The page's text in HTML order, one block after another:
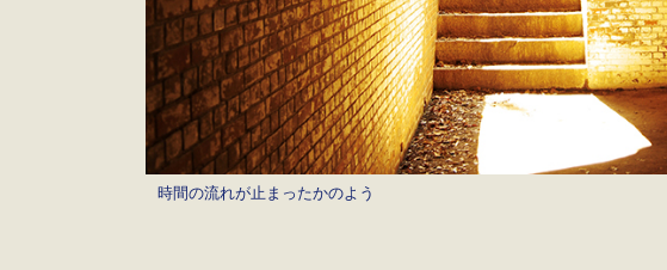
時間の流れが止まったかのよう